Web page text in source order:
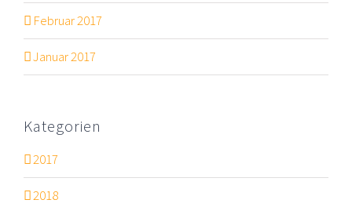
Februar 2017
Januar 2017
Kategorien
2017
2018